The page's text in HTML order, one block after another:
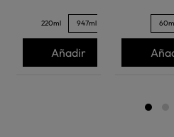
220ml 947ml
Añadir